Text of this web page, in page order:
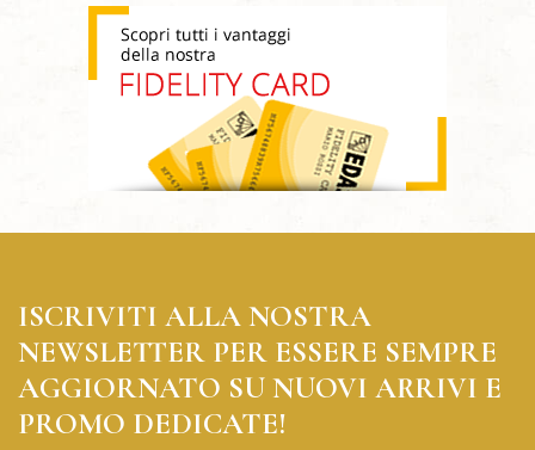
ISCRIVITI ALLA NOSTRA
NEWSLETTER PER ESSERE SEMPRE
AGGIORNATO SU NUOVI ARRIVI E
PROMO DEDICATE!